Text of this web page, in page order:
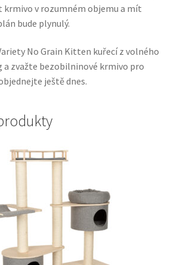
v rozumném objemu a mít
bude plynulý.
No Grain Kitten kuřecí z volného
a zvažte bezobilninové krmivo pro
ještě dnes.